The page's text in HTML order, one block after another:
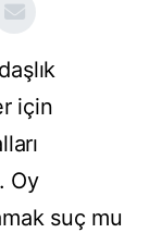
için
Oy
suç mu